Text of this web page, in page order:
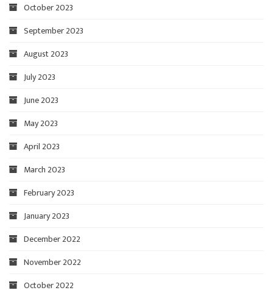
October 2023
September 2023
August 2023
July 2023
June 2023
May 2023
April 2023
March 2023
February 2023
January 2023
December 2022
November 2022
October 2022